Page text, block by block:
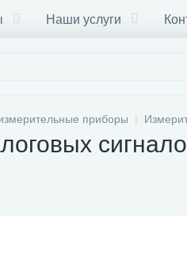
Наши услуги
приборы